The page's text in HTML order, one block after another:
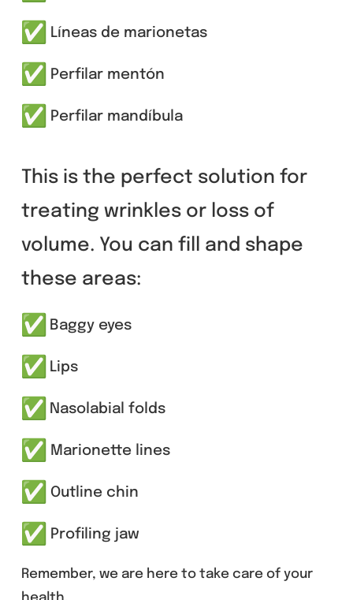
Líneas de marionetas
Perfilar mentón
Perfilar mandíbula
This is the perfect solution for
treating wrinkles or loss of
volume. You can fill and shape
these areas:
Baggy eyes
Lips
Nasolabial folds
Marionette lines
Outline chin
Profiling jaw
Remember, we are here to take care of your